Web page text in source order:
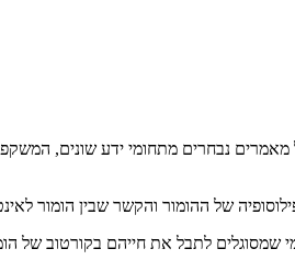
נבחרים מתחומי ידע שונים,
של ההומור והקשר שבין הומור
שמסוגלים לתבל את חייהם בקורטוב של